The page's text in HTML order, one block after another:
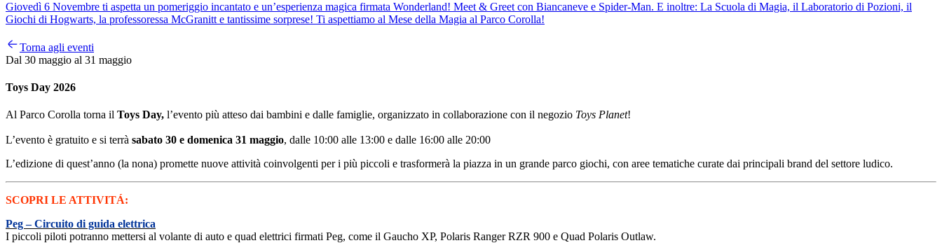
Giovedì 6 Novembre ti aspetta un pomeriggio incantato e un’esperienza magica firmata Wonderland! Meet & Greet con Biancaneve e Spider-Man. E inoltre: La Scuola di Magia, il Laboratorio di Pozioni, il
Giochi di Hogwarts, la professoressa McGranitt e tantissime sorprese! Ti aspettiamo al Mese della Magia al Parco Corolla!
Torna agli eventi
Dal 30 maggio al 31 maggio
Toys Day 2026
Al Parco Corolla torna il Toys Day, l’evento più atteso dai bambini e dalle famiglie, organizzato in collaborazione con il negozio Toys Planet!
L’evento è gratuito e si terrà sabato 30 e domenica 31 maggio, dalle 10:00 alle 13:00 e dalle 16:00 alle 20:00
L’edizione di quest’anno (la nona) promette nuove attività coinvolgenti per i più piccoli e trasformerà la piazza in un grande parco giochi, con aree tematiche curate dai principali brand del settore ludico.
SCOPRI LE ATTIVITÁ:
Peg – Circuito di guida elettrica
I piccoli piloti potranno mettersi al volante di auto e quad elettrici firmati Peg, come il Gaucho XP, Polaris Ranger RZR 900 e Quad Polaris Outlaw.